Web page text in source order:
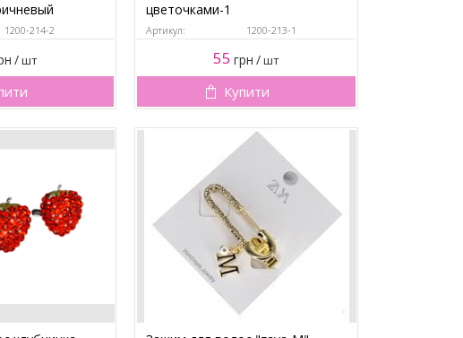
1200-214-2
/шт
цветочками-1
Артикул: 1200-213-1
55 грн /шт
Купити